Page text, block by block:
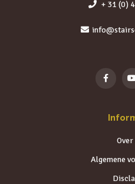
+ 31 (0)
Over
Algemene